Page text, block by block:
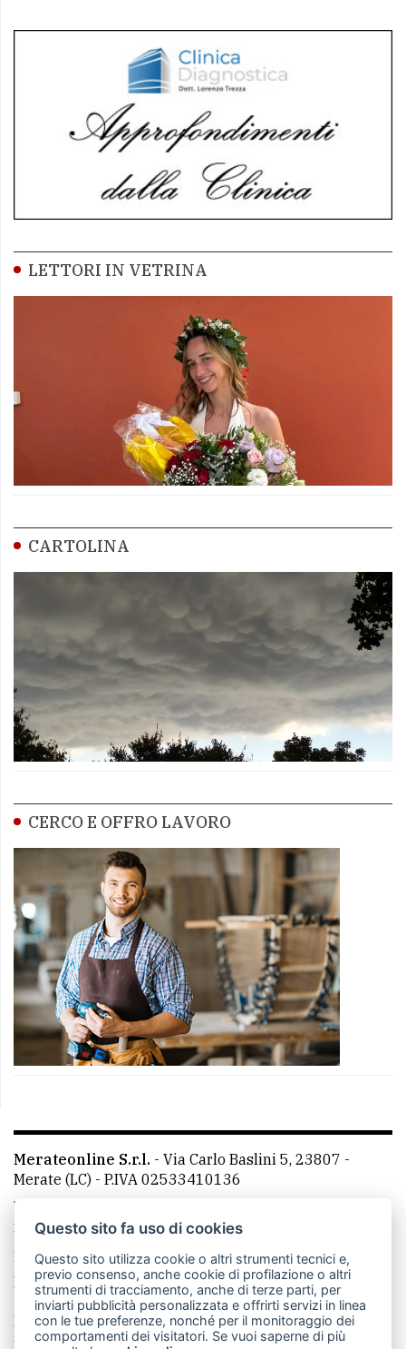
LETTORI IN VETRINA
CARTOLINA
CERCO E OFFRO LAVORO
Merateonline S.r.l. - Via Carlo Baslini 5, 23807 -
Merate (LC) - P.IVA 02533410136
Telefono:
mail: redazione@merateonline.it
La redazione
CasateOnline LeccoOnline
RSS
Made by VIP
Privacy policy
Cookie policy
Questo sito fa uso di cookies
Questo sito utilizza cookie o altri strumenti tecnici e,
previo consenso, anche cookie di profilazione o altri
strumenti di tracciamento, anche di terze parti, per
inviarti pubblicità personalizzata e offrirti servizi in linea
con le tue preferenze, nonché per il monitoraggio dei
comportamenti dei visitatori. Se vuoi saperne di più